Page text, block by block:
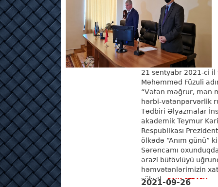
21 sentyabr 2021-ci il
Məhəmməd Füzuli
“Vətən məğrur, mən
hərbi-vətənpərvərlik
Tədbiri Əlyazmalar
akademik Teymur
Respublikası
ölkədə “Anım günü”
Sərəncamı
ərazi bütövlüyü
həmvətənlərimizin
sükutl...DAHA ƏTRAFLI
2021-09-26